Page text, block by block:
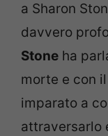
a Sharon
davvero
Stone ha
morte e con
imparato a
attraversarlo